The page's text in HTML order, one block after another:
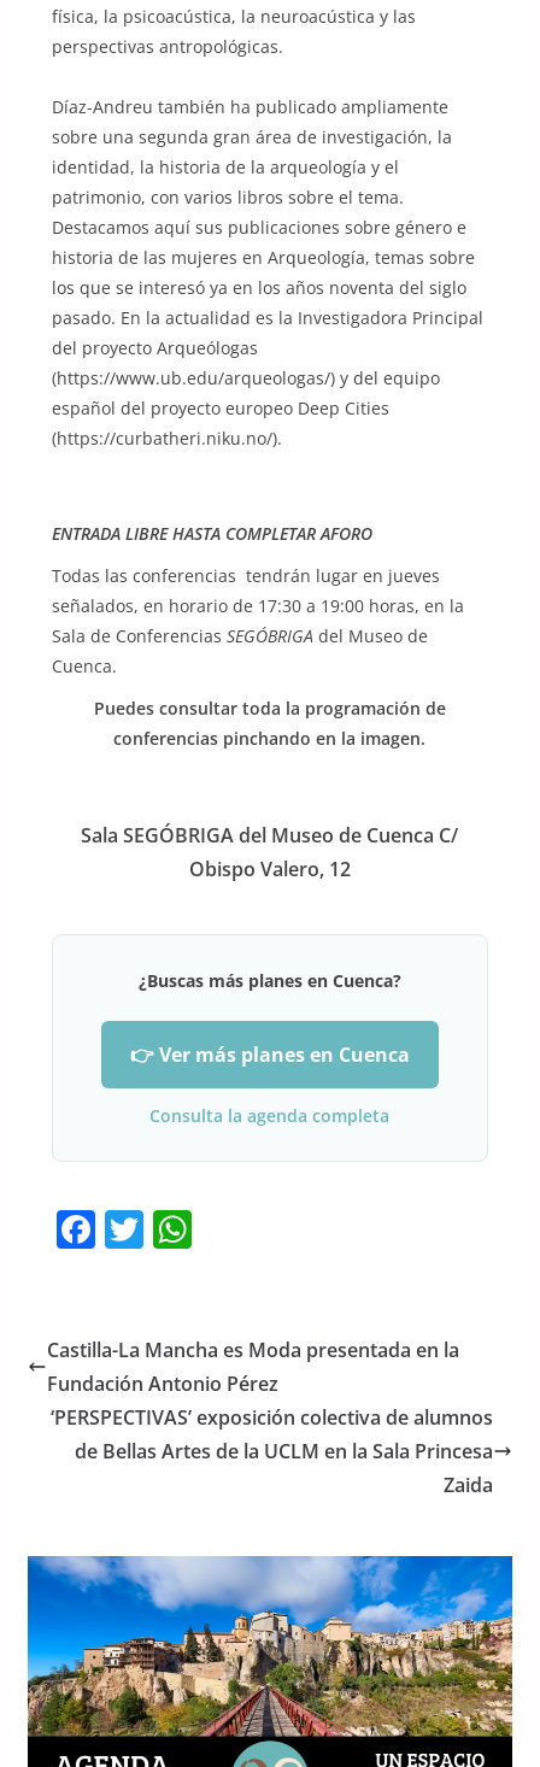
física, la psicoacústica, la neuroacústica y las
perspectivas antropológicas.
Díaz-Andreu también ha publicado ampliamente
sobre una segunda gran área de investigación, la
identidad, la historia de la arqueología y el
patrimonio, con varios libros sobre el tema.
Destacamos aquí sus publicaciones sobre género e
historia de las mujeres en Arqueología, temas sobre
los que se interesó ya en los años noventa del siglo
pasado. En la actualidad es la Investigadora Principal
del proyecto Arqueólogas
(https://www.ub.edu/arqueologas/) y del equipo
español del proyecto europeo Deep Cities
(https://curbatheri.niku.no/).
ENTRADA LIBRE HASTA COMPLETAR AFORO
Todas las conferencias tendrán lugar en jueves
señalados, en horario de 17:30 a 19:00 horas, en la
Sala de Conferencias SEGÓBRIGA del Museo de
Cuenca.
Puedes consultar toda la programación de
conferencias pinchando en la imagen.
Sala SEGÓBRIGA del Museo de Cuenca C/
Obispo Valero, 12
¿Buscas más planes en Cuenca?
👉 Ver más planes en Cuenca
Consulta la agenda completa
F
e
b
o
o
T
er
W
s
A
p
p
Castilla-La Mancha es Moda presentada en la
Fundación Antonio Pérez
‘PERSPECTIVAS’ exposición colectiva de alumnos
de Bellas Artes de la UCLM en la Sala Princesa
Zaida